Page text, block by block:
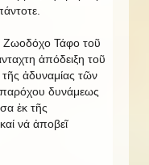
Ζωοδόχο Τάφο τοῦ
ἀπόδειξη τοῦ
ἀδυναμίας τῶν
δυνάμεως
ἐκ τῆς
νά ἀποβεῖ